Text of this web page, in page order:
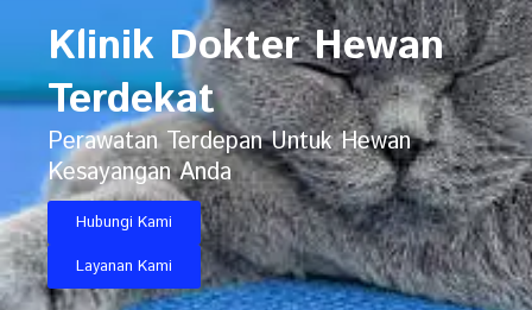
Klinik Dokter Hewan
Terdekat
Perawatan Terdepan Untuk Hewan
Kesayangan Anda
Hubungi Kami
Layanan Kami